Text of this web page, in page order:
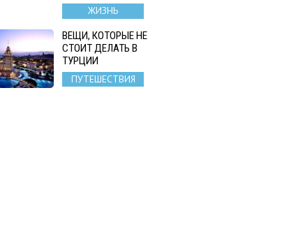
ЖИЗНЬ
ВЕЩИ, КОТОРЫЕ НЕ
СТОИТ ДЕЛАТЬ В
ТУРЦИИ
ПУТЕШЕСТВИЯ